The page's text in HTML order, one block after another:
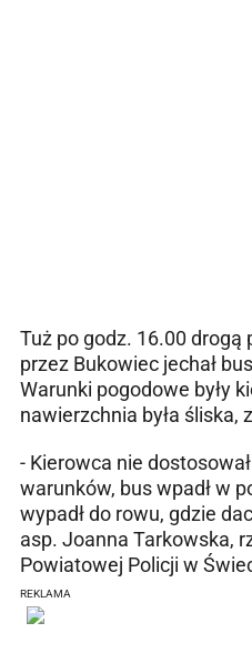
Tuż po godz. 16.00
przez Bukowiec jechał
Warunki pogodowe były
nawierzchnia była śliska,
- Kierowca nie
warunków, bus wpadł w
wypadł do rowu, gdzie
asp. Joanna Tarkowska,
Powiatowej Policji w
REKLAMA